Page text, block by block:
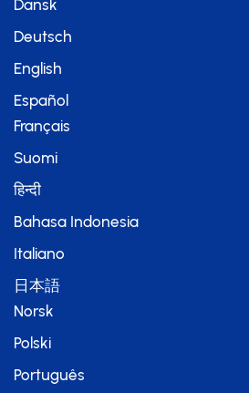
Dansk
Deutsch
English
Español
Français
Suomi
हिन्दी
Bahasa Indonesia
Italiano
日本語
Norsk
Polski
Português